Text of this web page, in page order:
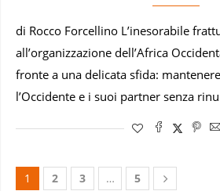
di Rocco Forcellino L’inesorabile
all’organizzazione dell’Africa
fronte a una delicata sfida:
l’Occidente e i suoi partner senza
1 2 3 … 5